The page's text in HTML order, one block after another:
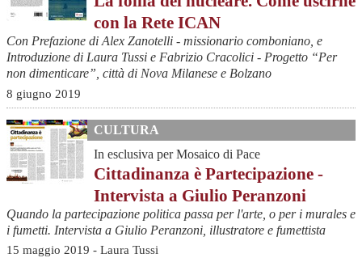
con la Rete ICAN
Con Prefazione di Alex Zanotelli - missionario comboniano, e
Introduzione di Laura Tussi e Fabrizio Cracolici - Progetto “Per
non dimenticare”, città di Nova Milanese e Bolzano
8 giugno 2019
CULTURA
In esclusiva per Mosaico di Pace
Cittadinanza è Partecipazione -
Intervista a Giulio Peranzoni
Quando la partecipazione politica passa per l'arte, o per i murales e
i fumetti. Intervista a Giulio Peranzoni, illustratore e fumettista
15 maggio 2019 - Laura Tussi